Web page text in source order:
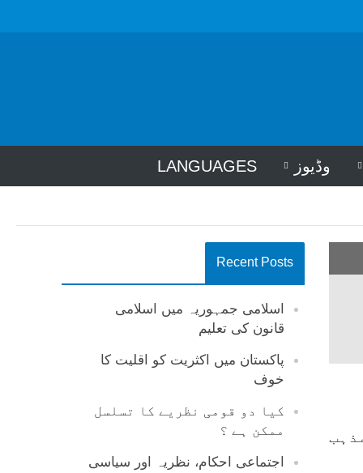
وڈیوز LANGUAGES
Recent Posts
اسلامی جمہوریہ میں اسلامی
قانون کی تعلیم
پاکستان میں اکثریت کو اقلیت کا
خوف
کیا دو قومی نظریے کا تسلسل
ممکن ہے ؟
اجتماعی احکام، نظریہ اور سیاسی